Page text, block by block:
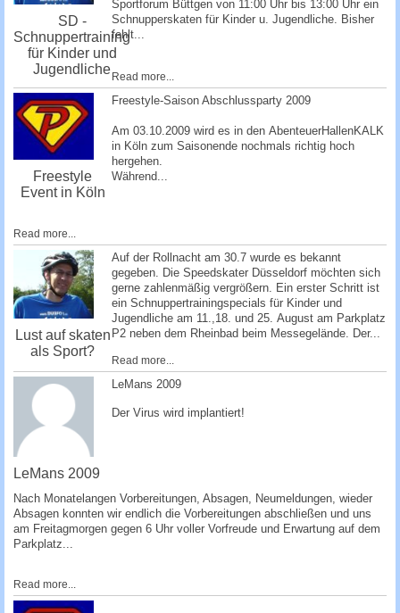
SD -
Schnuppertraining
für Kinder und
Jugendliche
Sportforum Büttgen von 11:00 Uhr bis 13:00 Uhr ein
Schnupperskaten für Kinder u. Jugendliche. Bisher
fehlt...
Read more...
Freestyle
Event in Köln
Freestyle-Saison Abschlussparty 2009
Am 03.10.2009 wird es in den AbenteuerHallenKALK
in Köln zum Saisonende nochmals richtig hoch
hergehen.
Während...
Read more...
Lust auf skaten
als Sport?
Auf der Rollnacht am 30.7 wurde es bekannt
gegeben. Die Speedskater Düsseldorf möchten sich
gerne zahlenmäßig vergrößern. Ein erster Schritt ist
ein Schnuppertrainingspecials für Kinder und
Jugendliche am 11.,18. und 25. August am Parkplatz
P2 neben dem Rheinbad beim Messegelände. Der...
Read more...
LeMans 2009
­LeMans 2009 ­
­Der Virus wird implantiert!
Nach Monatelangen Vorbereitungen, Absagen, Ne­umeldungen, wieder
Absagen konnten wir endlich die Vorbereitungen abschließen und uns
am Freitagmorgen gegen 6 Uhr voller Vorfreude und Erwartung auf dem
Parkplatz...
Read more...